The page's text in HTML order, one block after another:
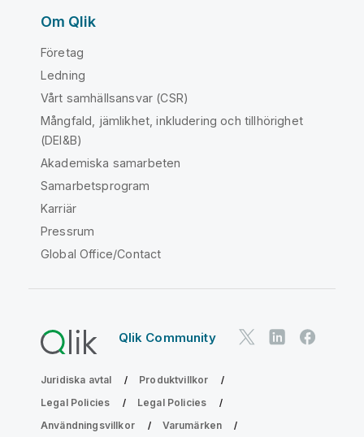
Om Qlik
Företag
Ledning
Vårt samhällsansvar (CSR)
Mångfald, jämlikhet, inkludering och tillhörighet
(DEI&B)
Akademiska samarbeten
Samarbetsprogram
Karriär
Pressrum
Global Office/Contact
Qlik Community
Juridiska avtal
Produktvillkor
Legal Policies
Legal Policies
Användningsvillkor
Varumärken